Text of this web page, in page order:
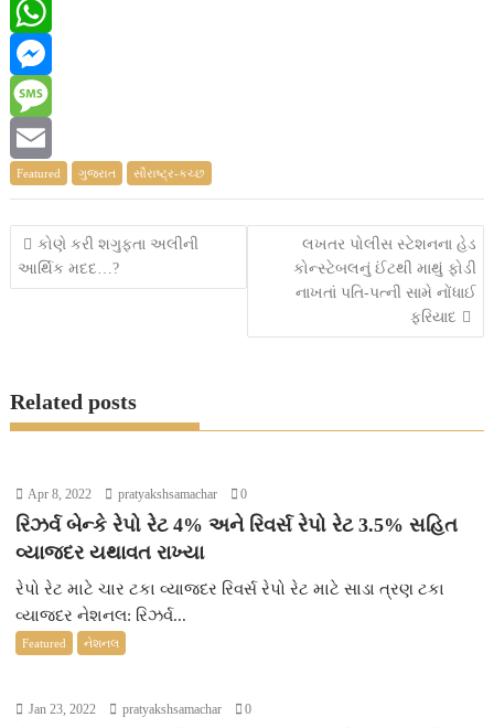
a
c
e
b
o
o
k
T
w
i
t
e
W
h
a
t
s
A
M
e
s
s
r
M
e
s
E
m
Featured ગુજરાત સૌરાષ્ટ્ર-કચ્છ
Post
navigation
કોણે કરી શગુફતા અલીની
આર્થિક મદદ…?
લખતર પોલીસ સ્ટેશનના હેડ
કોન્સ્ટેબલનું ઈંટથી માથું ફોડી
નાખતાં પતિ-પત્ની સામે નોંધાઈ
ફરિયાદ
Related posts
Apr 8, 2022 pratyakshsamachar 0
રિઝર્વ બેન્કે રેપો રેટ 4% અને રિવર્સ રેપો રેટ 3.5% સહિત
વ્યાજદર યથાવત રાખ્યા
રેપો રેટ માટે ચાર ટકા વ્યાજદર રિવર્સ રેપો રેટ માટે સાડા ત્રણ ટકા
વ્યાજદર નેશનલ: રિઝર્વ...
Featured નેશનલ
Jan 23, 2022 pratyakshsamachar 0